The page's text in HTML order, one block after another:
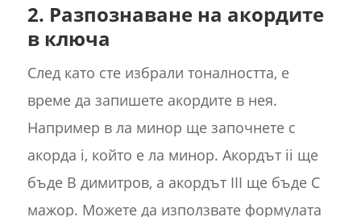
2. Разпознаване на акордите
в ключа
След като сте избрали тоналността, е
време да запишете акордите в нея.
Например в ла минор ще започнете с
акорда i, който е ла минор. Акордът ii ще
бъде B димитров, а акордът III ще бъде C
мажор. Можете да използвате формулата